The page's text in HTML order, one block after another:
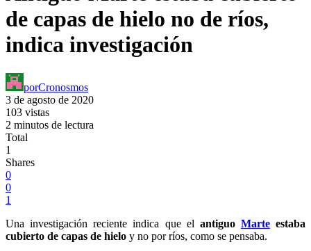
de capas de hielo no de ríos,
indica investigación
porCronosmos
3 de agosto de 2020
103 vistas
2 minutos de lectura
Total
1
Shares
0
0
1
Una investigación reciente indica que el antiguo Marteestaba
cubierto de capas de hielo y no por ríos, como se pensaba.